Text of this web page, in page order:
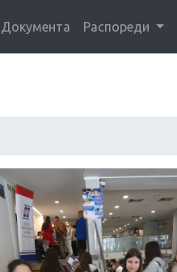
Документа Распореди